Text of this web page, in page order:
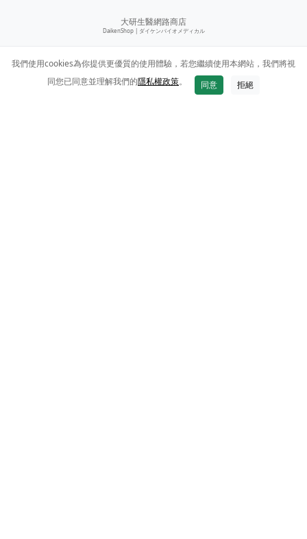
大研生醫網路商店
DaikenShop | ダイケンバイオメディカル
我們使用cookies為你提供更優質的使用體驗，若您繼續使用本網站，我們將視
同您已同意並理解我們的隱私權政策。 同意 拒絕